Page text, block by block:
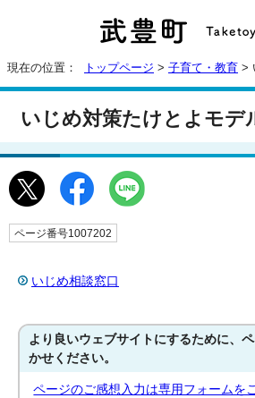
現在の位置： トップページ > 子育て・教育 >
いじめ対策たけとよモデ
ページ番号1007202
いじめ相談窓口
より良いウェブサイトにするために、
かせください。
ページのご感想入力は専用フォームを